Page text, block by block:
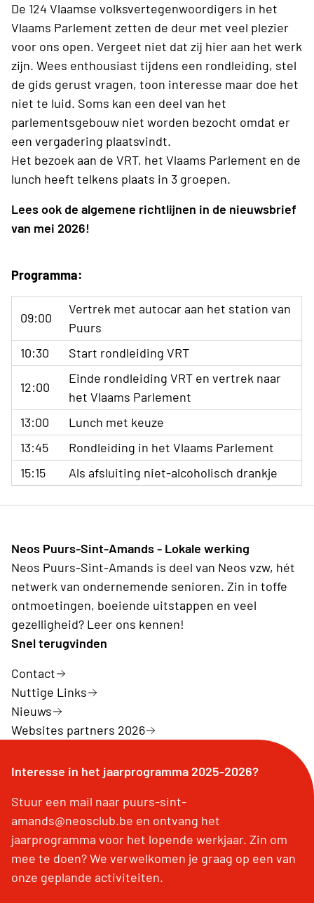
De 124 Vlaamse volksvertegenwoordigers in het
Vlaams Parlement zetten de deur met veel plezier
voor ons open. Vergeet niet dat zij hier aan het werk
zijn. Wees enthousiast tijdens een rondleiding, stel
de gids gerust vragen, toon interesse maar doe het
niet te luid. Soms kan een deel van het
parlementsgebouw niet worden bezocht omdat er
een vergadering plaatsvindt.
Het bezoek aan de VRT, het Vlaams Parlement en de
lunch heeft telkens plaats in 3 groepen.
Lees ook de algemene richtlijnen in de nieuwsbrief
van mei 2026!
Programma:
09:00
Vertrek met autocar aan het station van
Puurs
10:30
Start rondleiding VRT
12:00
Einde rondleiding VRT en vertrek naar
het Vlaams Parlement
13:00
Lunch met keuze
13:45
Rondleiding in het Vlaams Parlement
15:15
Als afsluiting niet-alcoholisch drankje
Neos Puurs-Sint-Amands - Lokale werking
Neos Puurs-Sint-Amands is deel van Neos vzw, hét
netwerk van ondernemende senioren. Zin in toffe
ontmoetingen, boeiende uitstappen en veel
gezelligheid? Leer ons kennen!
Snel terugvinden
Contact
Nuttige Links
Nieuws
Websites partners 2026
Interesse in het jaarprogramma 2025-2026?
Stuur een mail naar puurs-sint-
amands@neosclub.be en ontvang het
jaarprogramma voor het lopende werkjaar. Zin om
mee te doen? We verwelkomen je graag op een van
onze geplande activiteiten.